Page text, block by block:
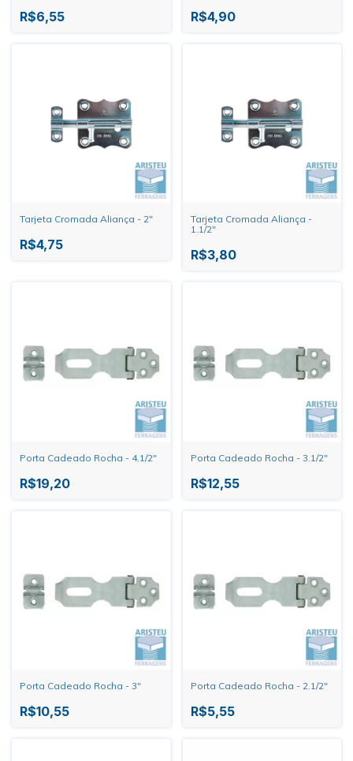
R$6,55 R$4,90
Tarjeta Cromada Aliança - 2"
R$4,75
Tarjeta Cromada Aliança -
1.1/2"
R$3,80
Porta Cadeado Rocha - 4.1/2"
R$19,20
Porta Cadeado Rocha - 3.1/2"
R$12,55
Porta Cadeado Rocha - 3"
R$10,55
Porta Cadeado Rocha - 2.1/2"
R$5,55